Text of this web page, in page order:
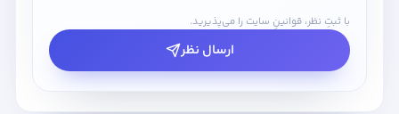
با ثبتِ نظر، قوانینِ سایت را می‌پذیرید.
ارسال نظر